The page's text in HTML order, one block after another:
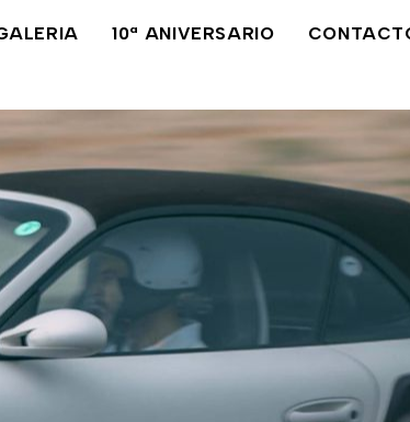
10ª ANIVERSARIO